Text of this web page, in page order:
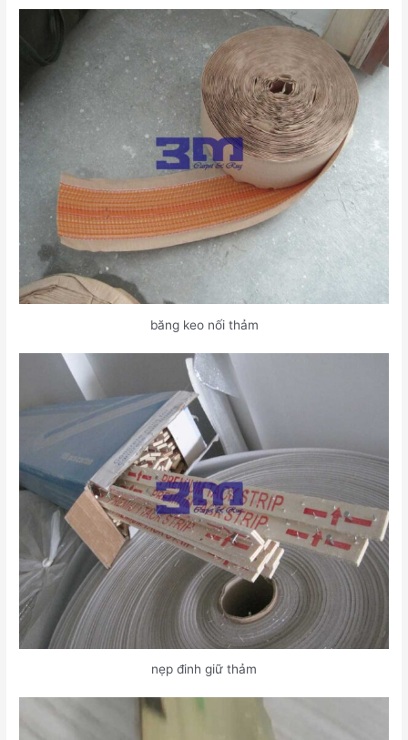
băng keo nối thảm
nẹp đinh giữ thảm